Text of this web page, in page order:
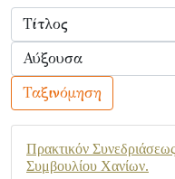
Ταξινόμηση
Πρακτικόν
Συμβουλίου Χανίων.